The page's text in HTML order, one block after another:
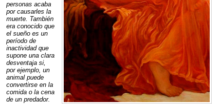
personas acaba
por causarles la
muerte. También
era conocido que
el sueño es un
período de
inactividad que
supone una clara
desventaja si,
por ejemplo, un
animal puede
convertirse en la
comida o la cena
de un predador.